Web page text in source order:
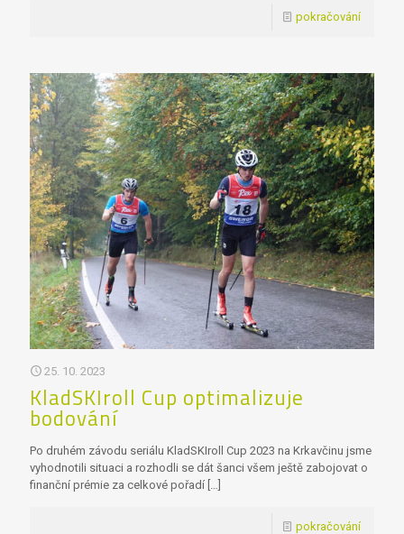
pokračování
25. 10. 2023
KladSKIroll Cup optimalizuje
bodování
Po druhém závodu seriálu KladSKIroll Cup 2023 na Krkavčinu jsme
vyhodnotili situaci a rozhodli se dát šanci všem ještě zabojovat o
finanční prémie za celkové pořadí […]
pokračování